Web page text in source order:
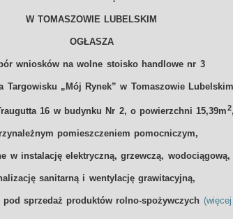
W TOMASZOWIE LUBELSKIM
OGŁASZA
wniosków na wolne stoisko handlowe nr 3
Targowisku „Mój Rynek” w Tomaszowie Lubelskim
16 w budynku Nr 2, o powierzchni 15,39m2,
pomieszczeniem pomocniczym,
w instalację elektryczną, grzewczą, wodociągową,
sanitarną i wentylację grawitacyjną,
pod sprzedaż produktów rolno-spożywczych